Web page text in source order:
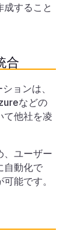
すること
合
ョンは、
などの
て他社を凌
、ユーザー
自動化で
能です。